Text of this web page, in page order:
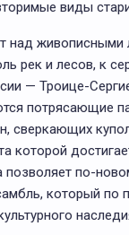
виды
над
рек и лесов, к
— Троице-
потрясающие
сверкающих
которой
позволяет по-
который по